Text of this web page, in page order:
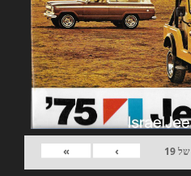
של19
›
»